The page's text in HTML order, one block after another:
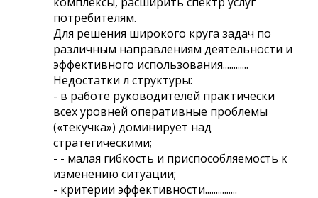
потребителям.
Для решения широкого круга задач по
различным направлениям деятельности и
эффективного использования............
Недостатки л структуры:
- в работе руководителей практически
всех уровней оперативные проблемы
(«текучка») доминирует над
стратегическими;
- - малая гибкость и приспособляемость к
изменению ситуации;
- критерии эффективности...............